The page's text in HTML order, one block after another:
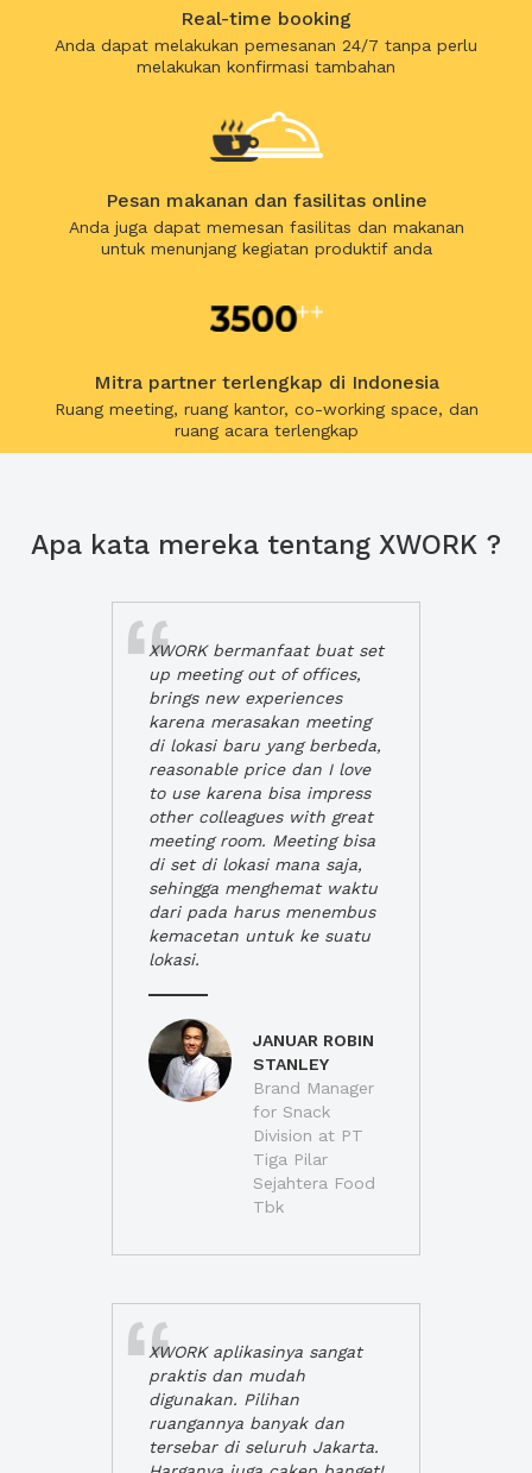
Real-time booking
Anda dapat melakukan pemesanan 24/7 tanpa perlu
melakukan konfirmasi tambahan
Pesan makanan dan fasilitas online
Anda juga dapat memesan fasilitas dan makanan
untuk menunjang kegiatan produktif anda
Mitra partner terlengkap di Indonesia
Ruang meeting, ruang kantor, co-working space, dan
ruang acara terlengkap
Apa kata mereka tentang XWORK ?
XWORK bermanfaat buat set
up meeting out of offices,
brings new experiences
karena merasakan meeting
di lokasi baru yang berbeda,
reasonable price dan I love
to use karena bisa impress
other colleagues with great
meeting room. Meeting bisa
di set di lokasi mana saja,
sehingga menghemat waktu
dari pada harus menembus
kemacetan untuk ke suatu
lokasi.
JANUAR ROBIN
STANLEY
Brand Manager
for Snack
Division at PT
Tiga Pilar
Sejahtera Food
Tbk
XWORK aplikasinya sangat
praktis dan mudah
digunakan. Pilihan
ruangannya banyak dan
tersebar di seluruh Jakarta.